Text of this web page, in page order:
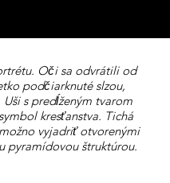
Oči sa odvrátili od
podčiarknuté slzou,
s predĺženým tvarom
kresťanstva. Tichá
vyjadriť otvorenými
pyramídovou štruktúrou.